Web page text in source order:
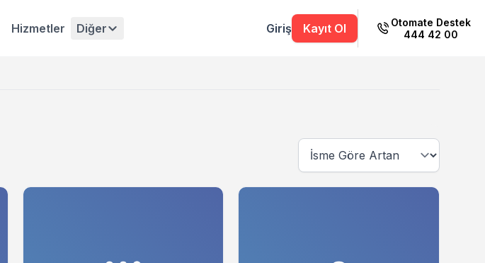
Hizmetler Diğer Giriş Kayıt Ol
Otomate Destek
444 42 00